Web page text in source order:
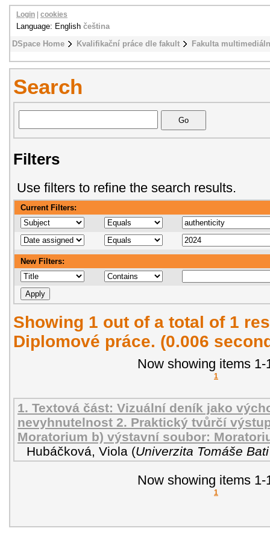
DSpace Home Kvalifikační práce dle fakult Fakulta
Login cookies
Language: English čeština
Search
Filters
Use filters to refine the search results.
Current Filters:
New Filters:
Showing 1 out of a total of 1
Diplomové práce. (0.006
Now showing items 1-
1
1. Textová část: Vizuální deník jako
nevyhnutelnost 2. Praktický tvůrčí
Moratorium b) výstavní soubor:
Hubáčková, Viola (Univerzita Tomáše
Now showing items 1-
1